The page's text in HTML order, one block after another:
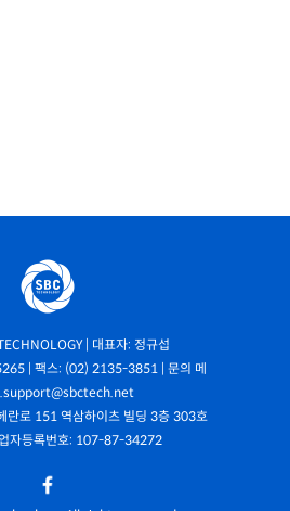
| 대표자: 정규섭
| 팩스: (02) 2135-3851 | 문의 메
란로 151 역삼하이츠 빌딩 3층 303호
자등록번호: 107-87-34272